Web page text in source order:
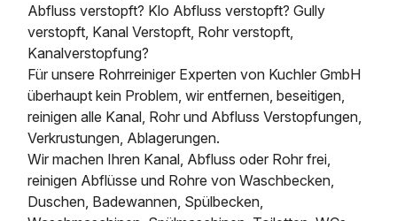
Abfluss verstopft? Klo Abfluss verstopft? Gully
verstopft, Kanal Verstopft, Rohr verstopft,
Kanalverstopfung?
Für unsere Rohrreiniger Experten von Kuchler GmbH
überhaupt kein Problem, wir entfernen, beseitigen,
reinigen alle Kanal, Rohr und Abfluss Verstopfungen,
Verkrustungen, Ablagerungen.
Wir machen Ihren Kanal, Abfluss oder Rohr frei,
reinigen Abflüsse und Rohre von Waschbecken,
Duschen, Badewannen, Spülbecken,